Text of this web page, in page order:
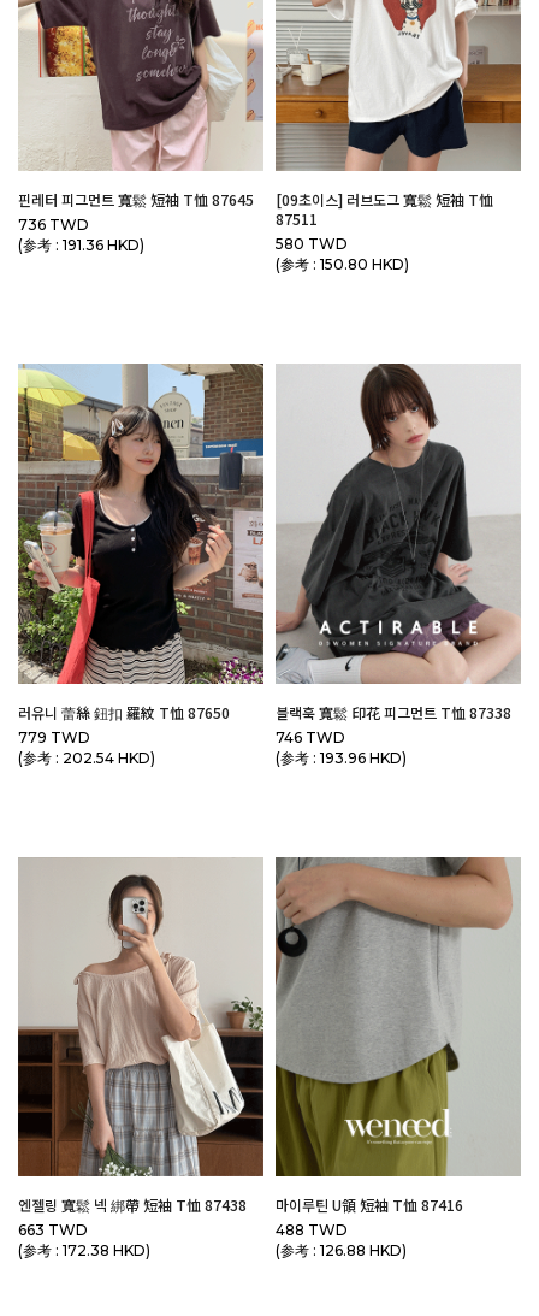
핀레터 피그먼트 寬鬆 短袖 T恤 87645
736 TWD
(参考 : 191.36 HKD)
[09초이스] 러브도그 寬鬆 短袖 T恤
87511
580 TWD
(参考 : 150.80 HKD)
러유니 蕾絲 鈕扣 羅紋 T恤 87650
779 TWD
(参考 : 202.54 HKD)
블랙훅 寬鬆 印花 피그먼트 T恤 87338
746 TWD
(参考 : 193.96 HKD)
엔젤링 寬鬆 넥 綁帶 短袖 T恤 87438
663 TWD
(参考 : 172.38 HKD)
마이루틴 U領 短袖 T恤 87416
488 TWD
(参考 : 126.88 HKD)